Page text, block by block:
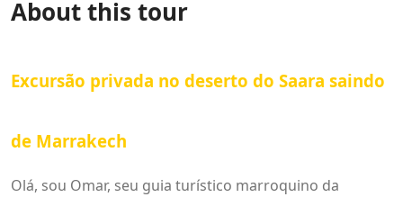
About this tour
Excursão privada no deserto do Saara saindo
de Marrakech
Olá, sou Omar, seu guia turístico marroquino da